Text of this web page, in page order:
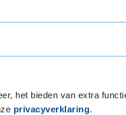
het bieden van extra
privacyverklaring.